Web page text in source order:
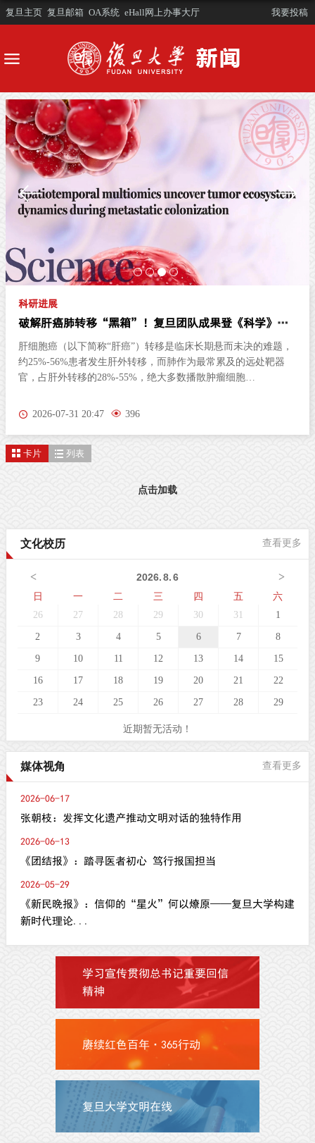
复旦主页 复旦邮箱 OA系统 eHall网上办事大厅 我要投稿
科研进展
破解肝癌肺转移“黑箱”！复旦团队成果登《科学》杂
志
肝细胞癌（以下简称“肝癌”）转移是临床长期悬而未决的难题，
约25%-56%患者发生肝外转移，而肺作为最常累及的远处靶器
官，占肝外转移的28%-55%，绝大多数播散肿瘤细胞
疫系统识别并清除，仅有极少数休眠细胞侥幸存活，逐步形成微
部微环境协同演化，其完整时空动态机制一直是肿瘤转移领域
院士、周俭院士、孙云帆副主任医师团队，联合基因组多维解析
队，在《科学》（Science）在线发表题为 “Spatiotemporal Multi-
Omics Uncover Tumor Ecosystem Dynamics During Metastatic
了覆盖9个连续时
2026-07-31 20:47 396
卡片 列表
点击加载
文化校历 查看更多
< >
2026.8.6
日
一 二 三 四 五 六
26 27 28 29 30 31 1
2 3 4 5 6 7 8
9 10 11 12 13 14 15
16 17 18 19 20 21 22
23 24 25 26 27 28 29
近期暂无活动！
媒体视角 查看更多
2026-06-17
张朝枝：发挥文化遗产推动文明对话的独特作用
2026-06-13
《团结报》：踏寻医者初心 笃行报国担当
2026-05-29
《新民晚报》：信仰的“星火”何以燎原——复旦大学构建
新时代理论...
学习宣传贯彻总书记重要回信
精神
赓续红色百年·365行动
复旦大学文明在线